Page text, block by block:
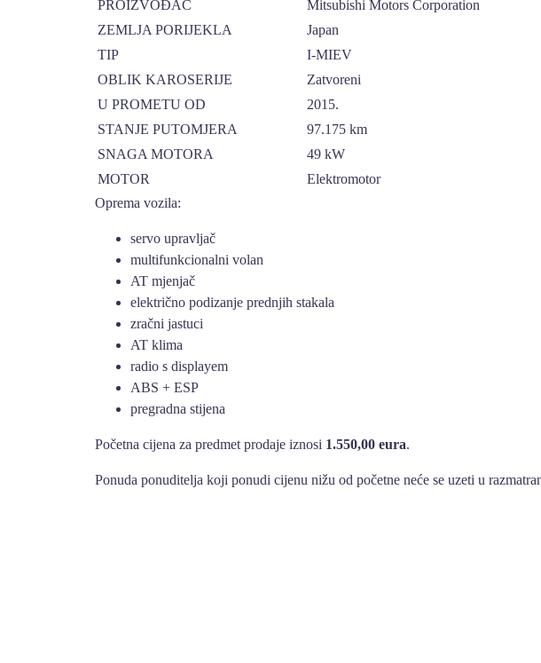
PROIZVOĐAČ
Mitsubishi Motors Corporation
ZEMLJA PORIJEKLA
Japan
TIP
I-MIEV
OBLIK KAROSERIJE
Zatvoreni
U PROMETU OD
2015.
STANJE PUTOMJERA
97.175 km
SNAGA MOTORA
49 kW
MOTOR
Elektromotor
Oprema vozila:
servo upravljač
multifunkcionalni volan
AT mjenjač
električno podizanje prednjih stakala
zračni jastuci
AT klima
radio s displayem
ABS + ESP
pregradna stijena
Početna cijena za predmet prodaje iznosi 1.550,00 eura.
Ponuda ponuditelja koji ponudi cijenu nižu od početne neće se uzeti u